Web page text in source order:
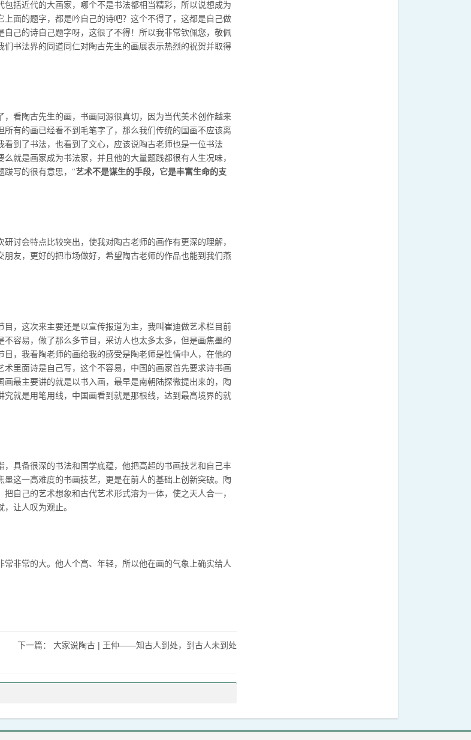
括近代的大画家，哪个不是书法都相当精彩，所以说想成为
面的题字，都是吟自己的诗吧？这个不得了，这都是自己做
己的诗自己题字呀，这很了不得！所以我非常钦佩您，敬佩
们书法界的同道同仁对陶古先生的画展表示热烈的祝贺并取得
看陶古先生的画，书画同源很真切，因为当代美术创作越来
有的画已经看不到毛笔字了，那么我们传统的国画不应该离
到了书法，也看到了文心，应该说陶古老师也是一位书法
就是画家成为书法家，并且他的大量题践都很有人生况味，
跋写的很有意思，"艺术不是谋生的手段，它是丰富生命的支
讨会特点比较突出，使我对陶古老师的画作有更深的理解，
友，更好的把市场做好，希望陶古老师的作品也能到我们燕
，这次来主要还是以宣传报道为主，我叫崔迪做艺术栏目前
容易，做了那么多节目，采访人也太多太多，但是画焦墨的
，我看陶老师的画给我的感受是陶老师是性情中人，在他的
里面诗是自己写，这个不容易，中国的画家首先要求诗书画
最主要讲的就是以书入画，最早是南朝陆探微提出来的，陶
就是用笔用线，中国画看到就是那根线，达到最高境界的就
具备很深的书法和国学底蕴，他把高超的书画技艺和自己丰
这一高难度的书画技艺，更是在前人的基础上创新突破。陶
自己的艺术想象和古代艺术形式溶为一体，使之天人合一，
让人叹为观止。
非常的大。他人个高、年轻，所以他在画的气象上确实给人
下一篇： 大家说陶古 | 王仲——知古人到处，到古人未到处